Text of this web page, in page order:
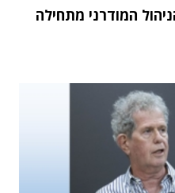
המודרני מתחילה